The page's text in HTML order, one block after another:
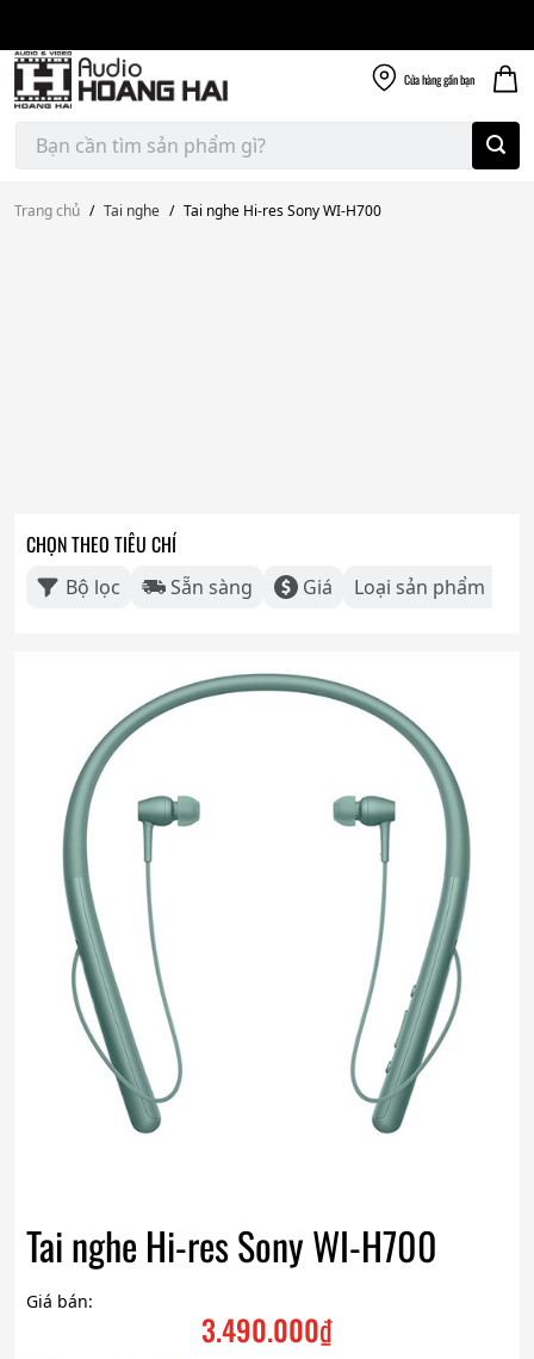
content
Cửa hànggần bạn
Tìm
kiếm:
Trang chủ / Tai nghe / Tai nghe Hi-res Sony WI-H700
CHỌN THEO TIÊU CHÍ
Bộ lọc Sẵn sàng Giá Loại sản phẩm
Tai nghe Hi-res Sony WI-H700
Giá bán:
3.490.000₫